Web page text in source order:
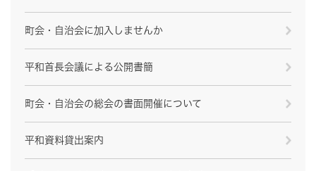
町会・自治会に加入しませんか
平和首長会議による公開書簡
町会・自治会の総会の書面開催について
平和資料貸出案内